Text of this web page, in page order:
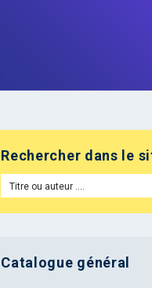
Rechercher dans le
Catalogue général